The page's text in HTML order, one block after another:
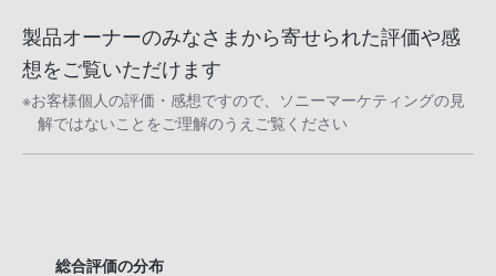
製品オーナーのみなさまから寄せられた評価や感
想をご覧いただけます
※お客様個人の評価・感想ですので、ソニーマーケティングの見
解ではないことをご理解のうえご覧ください
総合評価の分布